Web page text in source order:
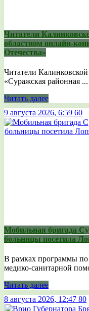
Читатели
областном онлайн-
Отечества»
Читатели
«Суражская районная ...
Читать далее
9 августа 2026, 6:59 60
Мобильная бригада
больницы посетила
В рамках программы
медико-санитарной
Читать далее
8 августа 2026, 12:47 80